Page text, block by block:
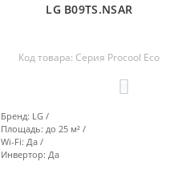
LG B09TS.NSAR
Код товара: Серия Procool Eco
Бренд: LG
Площадь: до 25 м²
Wi-Fi: Да
Инвертор: Да